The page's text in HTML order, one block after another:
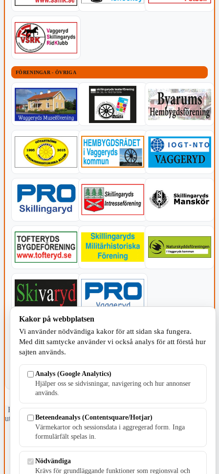
FÖRENINGAR - ÖVRIGA
KOMMUNEN
Fristående webbtidningsföretag grundat 1991 som sedan 2002 ger
ut tidningen Skillingaryd.nu och 2010 lanserades Värnamo.nu. Från
april 2026 omfattar Skillingaryd.nu tre kommuner: Gnosjö,
Värnamo och Vaggeryds kommun.
Kontakta oss
E-post: redaktionen@skillingaryd.nu
Postadress: Gisslaköp 1, 568 92 Skillingaryd
Kakor på webbplatsen
Vi använder nödvändiga kakor för att sidan ska fungera.
Med ditt samtycke använder vi också analys för att förstå hur
sajten används.
Analys (Google Analytics)
Hjälper oss se sidvisningar, navigering och hur annonser
används.
Beteendeanalys (Contentsquare/Hotjar)
Värmekartor och sessionsdata i aggregerad form. Inga
formulärfält spelas in.
Nödvändiga
Krävs för grundläggande funktioner som regionsval och